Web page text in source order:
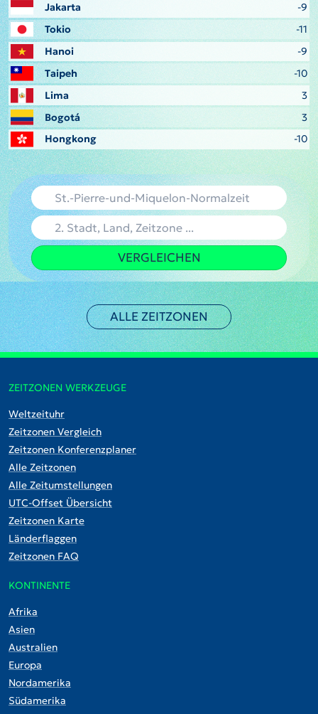
Jakarta
-9
Tokio
-11
Hanoi
-9
Taipeh
-10
Lima
3
Bogotá
3
Hongkong
-10
VERGLEICHEN
ALLE ZEITZONEN
ZEITZONEN WERKZEUGE
Weltzeituhr
Zeitzonen Vergleich
Zeitzonen Konferenzplaner
Alle Zeitzonen
Alle Zeitumstellungen
UTC-Offset Übersicht
Zeitzonen Karte
Länderflaggen
Zeitzonen FAQ
KONTINENTE
Afrika
Asien
Australien
Europa
Nordamerika
Südamerika